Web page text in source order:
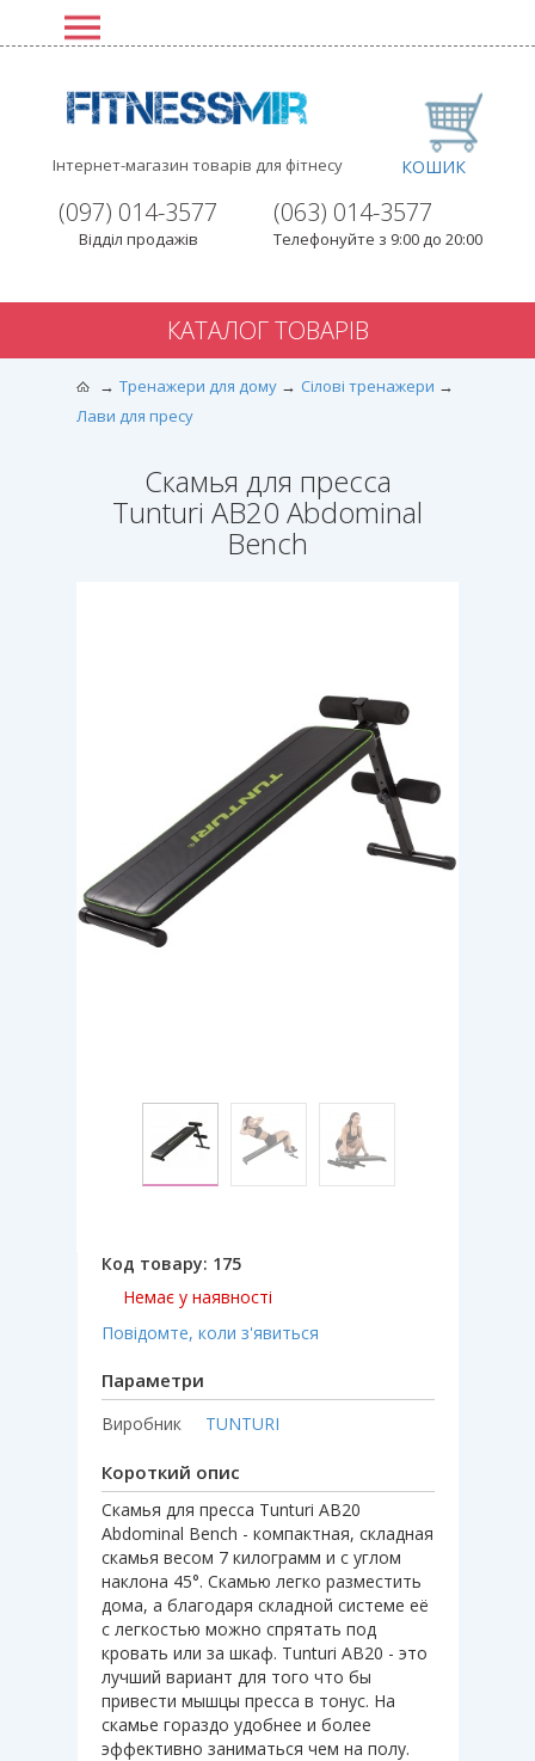
Інтернет-магазин товарів для фітнесу
(063) 014-3577
Телефонуйте з 9:00 до 20:00
(097) 014-3577
Відділ продажів
КОШИК
КАТАЛОГ ТОВАРІВ
Тренажери для дому
Сілові тренажери
Лави для пресу
Скамья для пресса
Tunturi AB20 Abdominal
Bench
Код товару: 175
Немає у наявності
Повідомте, коли з'явиться
Параметри
Виробник TUNTURI
Короткий опис
Скамья для пресса Tunturi AB20
Abdominal Bench - компактная, складная
скамья весом 7 килограмм и с углом
наклона 45°. Скамью легко разместить
дома, а благодаря складной системе её
с легкостью можно спрятать под
кровать или за шкаф. Tunturi AB20 - это
лучший вариант для того что бы
привести мышцы пресса в тонус. На
скамье гораздо удобнее и более
эффективно заниматься чем на полу.